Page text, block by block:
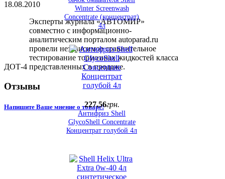
Winter Screenwash
Concentrate (концентрат)
4л
227,56грн.
Антифриз Shell
GlycoShell Concentrate
Концентрат голубой 4л
18.08.2010
Эксперты журнала «АВТОМИР»
совместно с информационно-
аналитическим порталом autoparad.ru
провели независимое сравнительное
тестирование тормозных жидкостей класса
ДОТ-4 представленных в продаже.
Отзывы
Напишите Ваше мнение о товаре!